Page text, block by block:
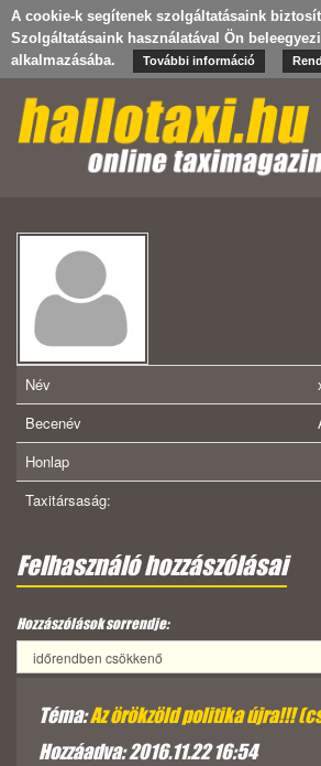
A cookie-k segítenek szolgáltatásaink
Szolgáltatásaink használatával Ön
alkalmazásába.
További információ
Név
Becenév
Honlap
Taxitársaság:
Felhasználó hozzászólásai
Hozzászólások sorrendje:
Téma:Az örökzöld politika újra!!!
Hozzáadva: 2016.11.22 16:54